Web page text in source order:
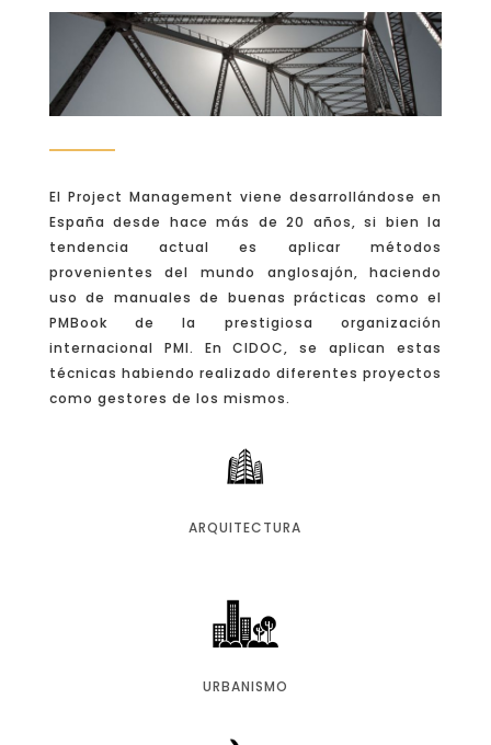
El Project Management viene desarrollándose en
España desde hace más de 20 años, si bien la
tendencia actual es aplicar métodos
provenientes del mundo anglosajón, haciendo
uso de manuales de buenas prácticas como el
PMBook de la prestigiosa organización
internacional PMI. En CIDOC, se aplican estas
técnicas habiendo realizado diferentes proyectos
como gestores de los mismos.
ARQUITECTURA
URBANISMO